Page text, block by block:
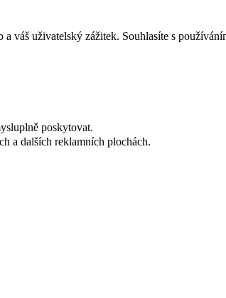
váš uživatelský zážitek. Souhlasíte s
poskytovat.
a dalších reklamních plochách.